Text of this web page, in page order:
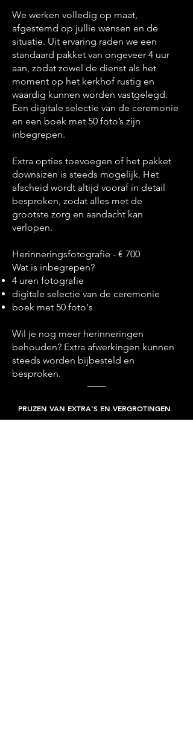
We werken volledig op maat,
afgestemd op jullie wensen en de
situatie. Uit ervaring raden we een
standaard pakket van ongeveer 4 uur
aan, zodat zowel de dienst als het
moment op het kerkhof rustig en
waardig kunnen worden vastgelegd.
Een digitale selectie van de ceremonie
en een boek met 50 foto’s zijn
inbegrepen.
Extra opties toevoegen of het pakket
downsizen is steeds mogelijk. Het
afscheid wordt altijd vooraf in detail
besproken, zodat alles met de
grootste zorg en aandacht kan
verlopen.
Herinneringsfotografie - € 700
Wat is inbegrepen?
4 uren fotografie
digitale selectie van de ceremonie
boek met 50 foto's
Wil je nog meer herinneringen
behouden? Extra afwerkingen kunnen
steeds worden bijbesteld en
besproken.
PRIJZEN VAN EXTRA'S EN VERGROTINGEN